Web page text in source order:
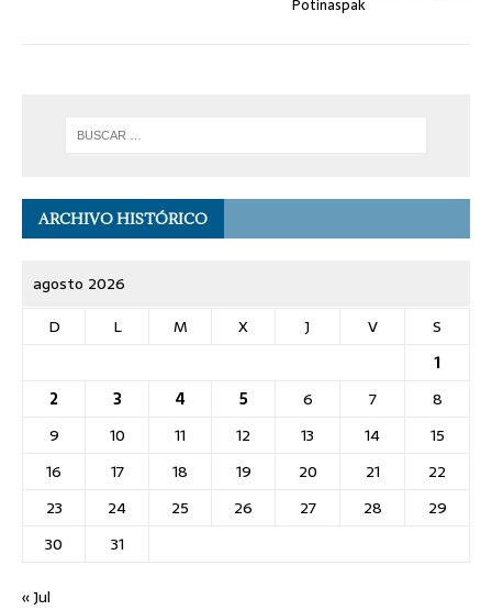
Potinaspak
ARCHIVO HISTÓRICO
agosto 2026
D
L M X J V
S
1
2
3 4 5 6 7
8
9
10 11 12 13 14
15
16
17 18 19 20 21
22
23
24 25 26 27 28
29
30
31
« Jul